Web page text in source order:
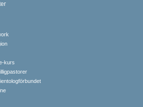
kurs